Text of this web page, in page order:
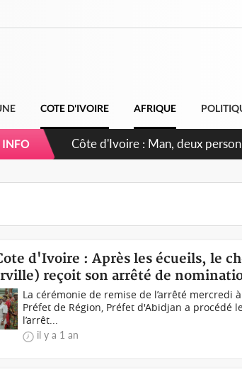
COTE D'IVOIRE AFRIQUE
INFO Côte d'Ivoire : Man, deux
d'Ivoire : Après les écueils, le
reçoit son arrêté de
La cérémonie de remise de l’arrêté mercredi
Préfet de Région, Préfet d'Abidjan a procédé
l’arrêt...
il y a 1 an